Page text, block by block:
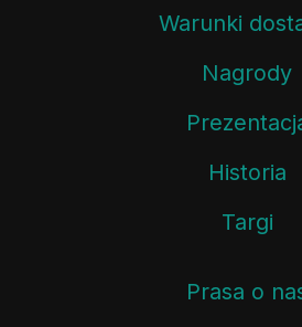
Warunki
Nagrody
Historia
Targi
Prasa o